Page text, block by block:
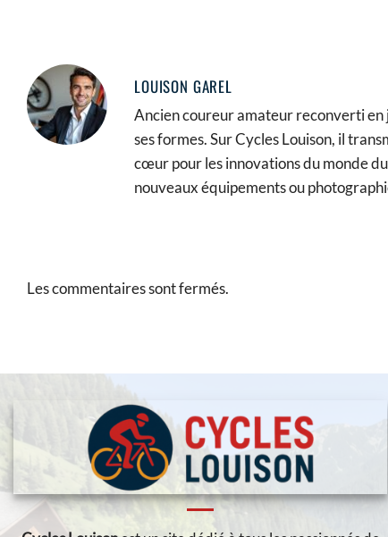
LOUISON GAREL
Ancien coureur amateur reconverti en
ses formes. Sur Cycles Louison, il
cœur pour les innovations du monde
nouveaux équipements ou
Les commentaires sont fermés.